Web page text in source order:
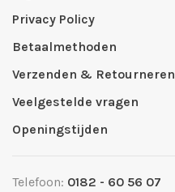
Privacy Policy
Betaalmethoden
Verzenden & Retourneren
Veelgestelde vragen
Openingstijden
Telefoon: 0182 - 60 56 07